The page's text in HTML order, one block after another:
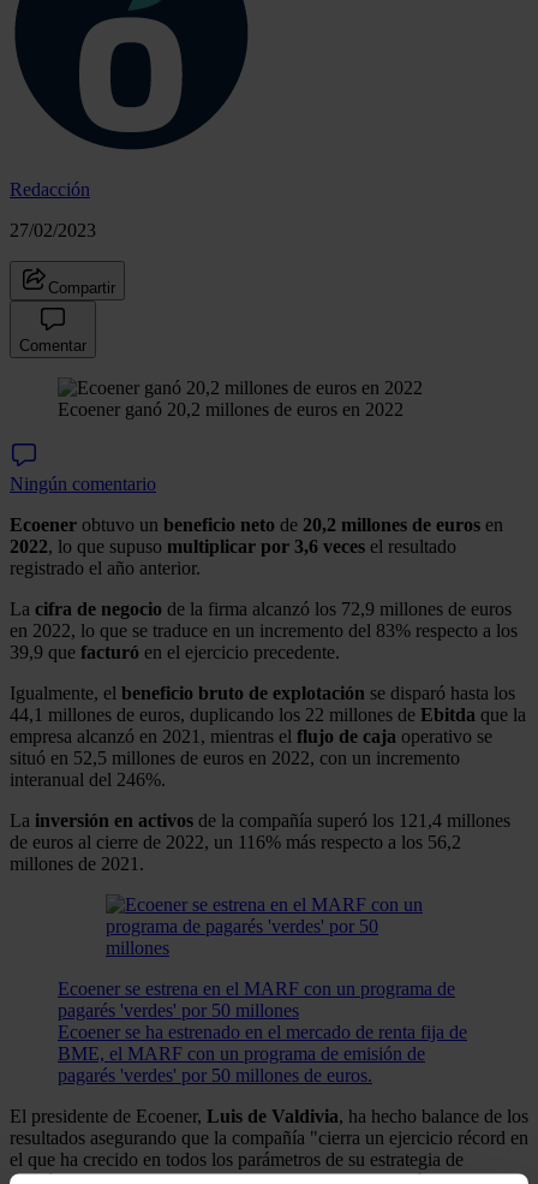
Redacción
27/02/2023
Compartir
Comentar
Ecoener ganó 20,2 millones de euros en 2022
Ningún comentario
Ecoener obtuvo un beneficio neto de 20,2 millones de euros en
2022, lo que supuso multiplicar por 3,6 veces el resultado
registrado el año anterior.
La cifra de negocio de la firma alcanzó los 72,9 millones de euros
en 2022, lo que se traduce en un incremento del 83% respecto a los
39,9 que facturó en el ejercicio precedente.
Igualmente, el beneficio bruto de explotación se disparó hasta los
44,1 millones de euros, duplicando los 22 millones de Ebitda que la
empresa alcanzó en 2021, mientras el flujo de caja operativo se
situó en 52,5 millones de euros en 2022, con un incremento
interanual del 246%.
La inversión en activos de la compañía superó los 121,4 millones
de euros al cierre de 2022, un 116% más respecto a los 56,2
millones de 2021.
Ecoener se estrena en el MARF con un programa de
pagarés 'verdes' por 50 millones
Ecoener se ha estrenado en el mercado de renta fija de
BME, el MARF con un programa de emisión de
pagarés 'verdes' por 50 millones de euros.
El presidente de Ecoener, Luis de Valdivia, ha hecho balance de los
resultados asegurando que la compañía "cierra un ejercicio récord en
el que ha crecido en todos los parámetros de su estrategia de